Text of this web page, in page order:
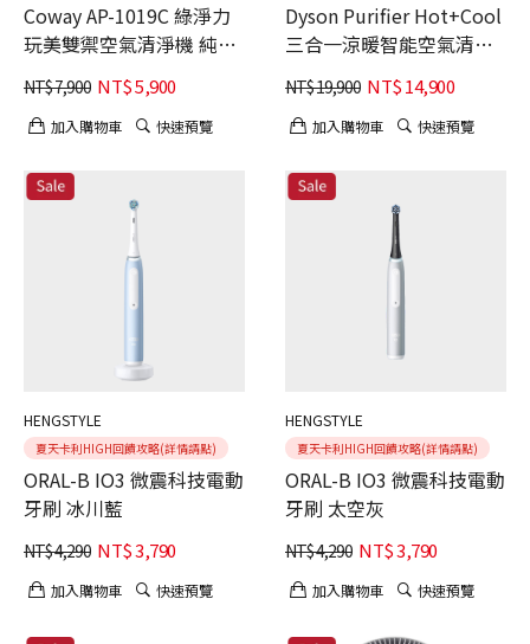
Coway AP-1019C 綠淨力
玩美雙禦空氣清淨機 純淨
NT$7,900 NT$5,900
加入購物車 快速預覽
Dyson Purifier Hot+Cool
三合一涼暖智能空氣清淨
機HP11
NT$19,900 NT$14,900
加入購物車 快速預覽
HENGSTYLE
夏天卡利HIGH回饋攻略(詳情請點)
ORAL-B IO3 微震科技電動
牙刷 冰川藍
NT$4,290 NT$3,790
加入購物車 快速預覽
HENGSTYLE
夏天卡利HIGH回饋攻略(詳情請點)
ORAL-B IO3 微震科技電動
牙刷 太空灰
NT$4,290 NT$3,790
加入購物車 快速預覽